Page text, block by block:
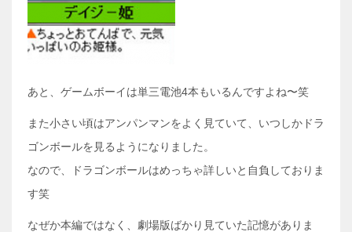
あと、ゲームボーイは単三電池4本もいるんですよね〜笑
また小さい頃はアンパンマンをよく見ていて、いつしかドラ
ゴンボールを見るようになりました。
なので、ドラゴンボールはめっちゃ詳しいと自負しておりま
す笑
なぜか本編ではなく、劇場版ばかり見ていた記憶がありま